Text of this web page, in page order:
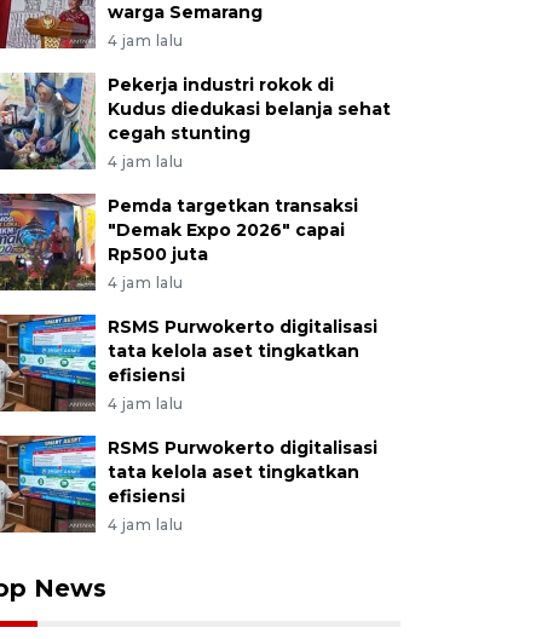
warga Semarang
4 jam lalu
Pekerja industri rokok di
Kudus diedukasi belanja sehat
cegah stunting
4 jam lalu
Pemda targetkan transaksi
"Demak Expo 2026" capai
Rp500 juta
4 jam lalu
RSMS Purwokerto digitalisasi
tata kelola aset tingkatkan
efisiensi
4 jam lalu
RSMS Purwokerto digitalisasi
tata kelola aset tingkatkan
efisiensi
4 jam lalu
News